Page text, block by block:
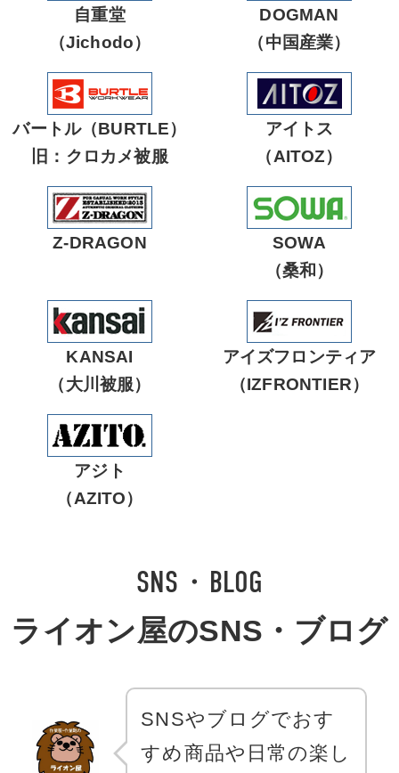
自重堂
（Jichodo）
DOGMAN
（中国産業）
バートル（BURTLE）
旧：クロカメ被服
アイトス
（AITOZ）
Z-DRAGON
SOWA
（桑和）
KANSAI
（大川被服）
アイズフロンティア
（IZFRONTIER）
アジト
（AZITO）
SNS・BLOG
ライオン屋のSNS・ブログ
SNSやブログでおす
すめ商品や日常の楽し